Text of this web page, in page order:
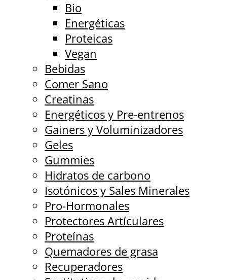
Bio
Energéticas
Proteicas
Vegan
Bebidas
Comer Sano
Creatinas
Energéticos y Pre-entrenos
Gainers y Voluminizadores
Geles
Gummies
Hidratos de carbono
Isotónicos y Sales Minerales
Pro-Hormonales
Protectores Artículares
Proteínas
Quemadores de grasa
Recuperadores